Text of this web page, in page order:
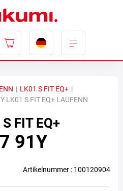
| LK01 S FIT EQ+ |
LK01 S FIT EQ+ LAUFENN
FIT EQ+
91Y
Artikelnummer : 100120904